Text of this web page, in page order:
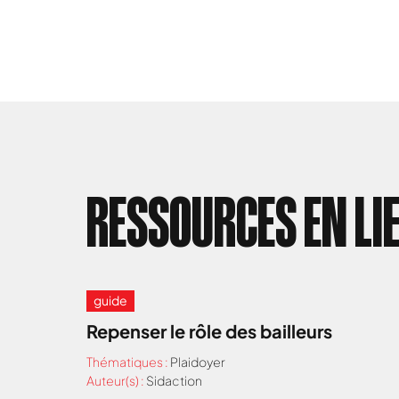
RESSOURCES EN
guide
Repenser le rôle des bailleurs
Thématiques : Plaidoyer
Auteur(s) : Sidaction